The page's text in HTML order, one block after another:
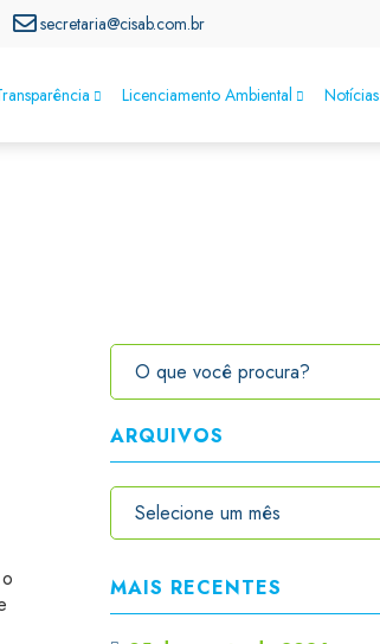
secretaria@cisab.com.br
Licenciamento Ambiental Notícias
ARQUIVOS
MAIS RECENTES